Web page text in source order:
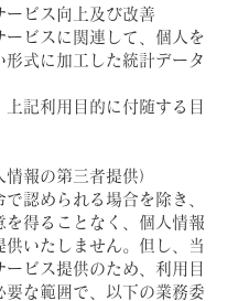
ビス向上及び改善
ビスに関連して、個人を
形式に加工した統計データ
記利用目的に付随する目
報の第三者提供）
で認められる場合を除き、
を得ることなく、個人情報
供いたしません。但し、当
ービス提供のため、利用目
要な範囲で、以下の業務委